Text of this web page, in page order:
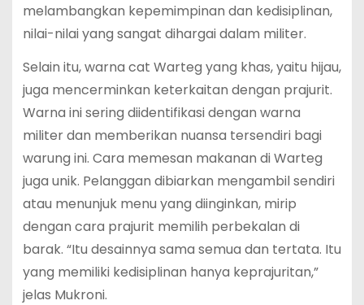
melambangkan kepemimpinan dan kedisiplinan,
nilai-nilai yang sangat dihargai dalam militer.
Selain itu, warna cat Warteg yang khas, yaitu hijau,
juga mencerminkan keterkaitan dengan prajurit.
Warna ini sering diidentifikasi dengan warna
militer dan memberikan nuansa tersendiri bagi
warung ini. Cara memesan makanan di Warteg
juga unik. Pelanggan dibiarkan mengambil sendiri
atau menunjuk menu yang diinginkan, mirip
dengan cara prajurit memilih perbekalan di
barak. “Itu desainnya sama semua dan tertata. Itu
yang memiliki kedisiplinan hanya keprajuritan,”
jelas Mukroni.